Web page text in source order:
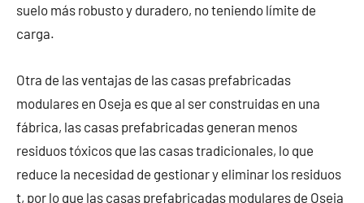
suelo más robusto y duradero, no teniendo límite de
carga.
Otra de las ventajas de las casas prefabricadas
modulares en Oseja es que al ser construidas en una
fábrica, las casas prefabricadas generan menos
residuos tóxicos que las casas tradicionales, lo que
reduce la necesidad de gestionar y eliminar los residuos
t, por lo que las casas prefabricadas modulares de Oseja